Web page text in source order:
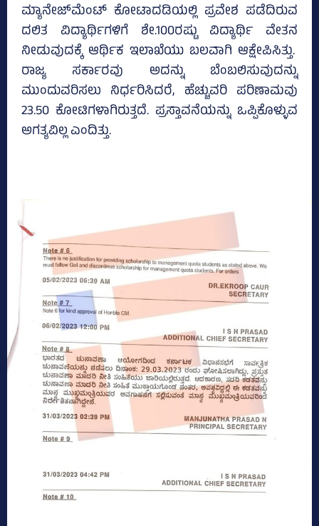
ಮ್ಯಾನೇಜ್‌ಮೆಂಟ್‌ ಕೋಟಾದಡಿಯಲ್ಲಿ ಪ್ರವೇಶ ಪಡೆದಿರುವ
ದಲಿತ ವಿದ್ಯಾರ್ಥಿಗಳಿಗೆ ಶೇ.100ರಷ್ಟು ವಿದ್ಯಾರ್ಥಿ ವೇತನ
ನೀಡುವುದಕ್ಕೆ ಆರ್ಥಿಕ ಇಲಾಖೆಯು ಬಲವಾಗಿ ಆಕ್ಷೇಪಿಸಿತ್ತು.
ರಾಜ್ಯ ಸರ್ಕಾರವು ಅದನ್ನು ಬೆಂಬಲಿಸುವುದನ್ನು
ಮುಂದುವರಿಸಲು ನಿರ್ಧರಿಸಿದರೆ, ಹೆಚ್ಚುವರಿ ಪರಿಣಾಮವು
23.50 ಕೋಟಿಗಳಾಗಿರುತ್ತದೆ. ಪ್ರಸ್ತಾವನೆಯನ್ನು ಒಪ್ಪಿಕೊಳ್ಳುವ
ಅಗತ್ಯವಿಲ್ಲ ಎಂದಿತ್ತು.